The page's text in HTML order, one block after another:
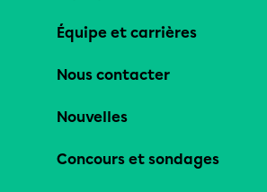
Équipe et carrières
Nous contacter
Nouvelles
Concours et sondages